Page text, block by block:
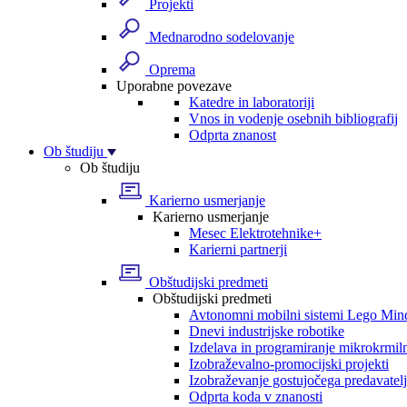
Projekti
Mednarodno sodelovanje
Oprema
Uporabne povezave
Katedre in laboratoriji
Vnos in vodenje osebnih bibliografij
Odprta znanost
Ob študiju
Ob študiju
Karierno usmerjanje
Karierno usmerjanje
Mesec Elektrotehnike+
Karierni partnerji
Obštudijski predmeti
Obštudijski predmeti
Avtonomni mobilni sistemi Lego
Dnevi industrijske robotike
Izdelava in programiranje
Izobraževalno-promocijski projekti
Izobraževanje gostujočega
Odprta koda v znanosti